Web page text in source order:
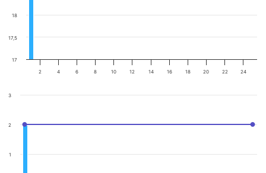
2 4 6 8 10 12 14 16 18 20 22 24
17
17,5
18
1
2
3